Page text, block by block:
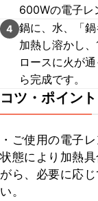
600Wの電子レ
4 鍋に、水、「
加熱し溶かし
ロースに火が
ら完成です。
コツ・ポイント
・ご使用の電子
状態により加熱
がら、必要に応
い。